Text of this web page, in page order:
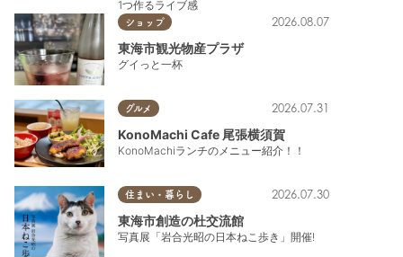
1つ作るライブ感
ショップ 2026.08.07
東海市観光物産プラザ
グイっと一杯
グルメ 2026.07.31
KonoMachi Cafe 尾張横須賀
KonoMachiランチのメニュー紹介！！
住まい・暮らし 2026.07.30
東海市創造の杜交流館
写真展「岩合光昭の日本ねこ歩き」開催!